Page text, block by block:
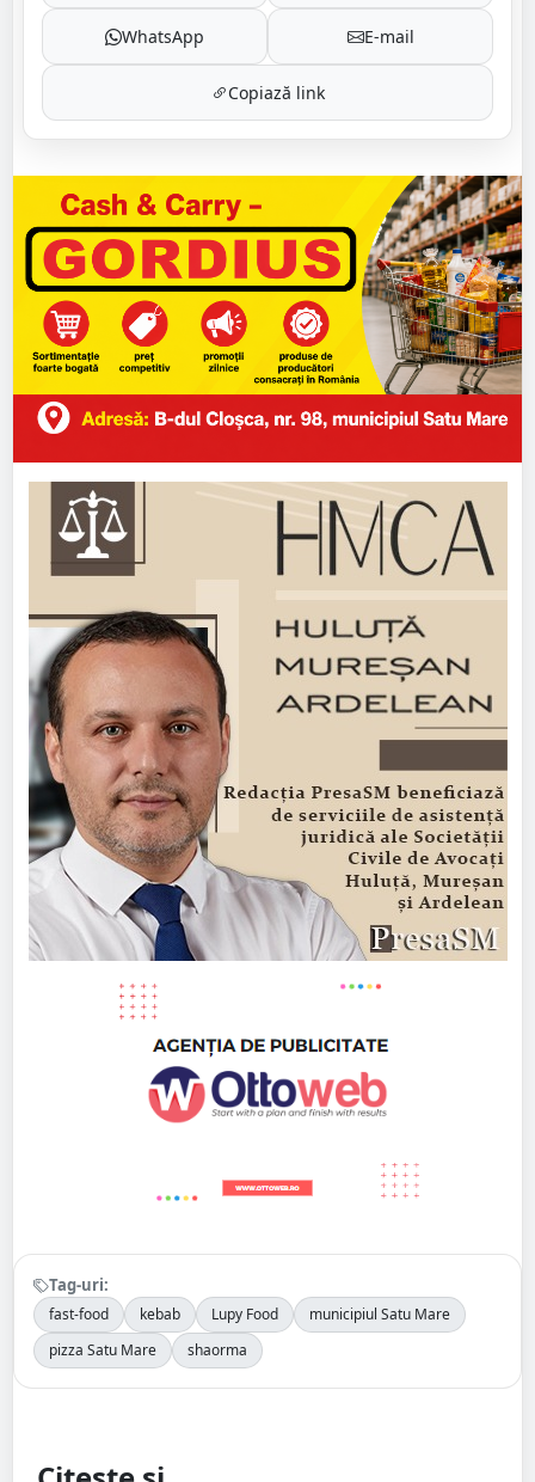
WhatsApp E-mail
Copiază link
Tag-uri:
fast-food kebab Lupy Food
municipiul Satu Mare
pizza Satu Mare
shaorma